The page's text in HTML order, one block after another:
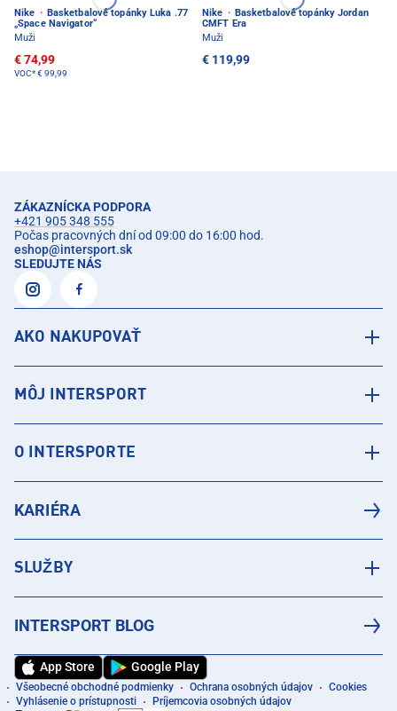
Nike · Basketbalové topánky Luka .77
„Space Navigator“
Muži
€ 74,99
VOC*€ 99,99
Nike · Basketbalové topánky Jordan
CMFT Era
Muži
€ 119,99
ZÁKAZNÍCKA PODPORA
+421 905 348 555
Počas pracovných dní od 09:00 do 16:00 hod.
eshop@intersport.sk
SLEDUJTE NÁS
AKO NAKUPOVAŤ
MÔJ INTERSPORT
O INTERSPORTE
KARIÉRA
SLUŽBY
INTERSPORT BLOG
App Store Google Play
Všeobecné obchodné podmienky Ochrana osobných údajov
Cookies
Vyhlásenie o prístupnosti
Príjemcovia osobných údajov